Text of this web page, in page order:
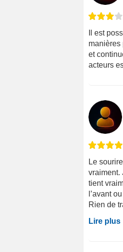
Il est
manières
et
acteurs
Le
vraiment.
tient
l’avant
Rien de
Lire plus